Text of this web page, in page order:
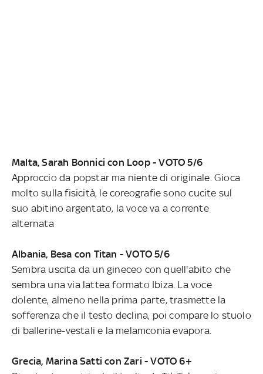
Malta, Sarah Bonnici con Loop - VOTO 5/6
Approccio da popstar ma niente di originale. Gioca
molto sulla fisicità, le coreografie sono cucite sul
suo abitino argentato, la voce va a corrente
alternata
Albania, Besa con Titan - VOTO 5/6
Sembra uscita da un gineceo con quell'abito che
sembra una via lattea formato Ibiza. La voce
dolente, almeno nella prima parte, trasmette la
sofferenza che il testo declina, poi compare lo stuolo
di ballerine-vestali e la melamconia evapora.
Grecia, Marina Satti con Zari - VOTO 6+